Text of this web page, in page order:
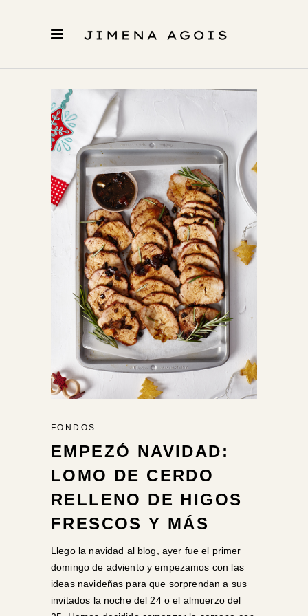
FONDOS
EMPEZÓ NAVIDAD:
LOMO DE CERDO
RELLENO DE HIGOS
FRESCOS Y MÁS
Llego la navidad al blog, ayer fue el primer
domingo de adviento y empezamos con las
ideas navideñas para que sorprendan a sus
invitados la noche del 24 o el almuerzo del